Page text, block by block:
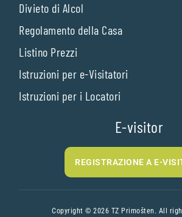
Divieto di Alcol
Regolamento della Casa
Listino Prezzi
Istruzioni per e-Visitatori
Istruzioni per i Locatori
E-visitor
REGISTRAZIONE A E-
Copyright © 2026 TZ Primošten. All